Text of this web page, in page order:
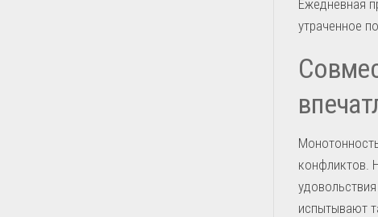
Ежедневная
утраченное
конфликтов.
испытывают